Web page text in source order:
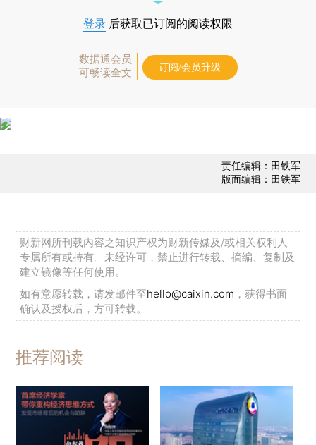
登录 后获取已订阅的阅读权限
数据通会员
可畅读全文
订阅/会员升级
责任编辑：田铁军
版面编辑：田铁军
财新网所刊载内容之知识产权为财新传媒及/或相关权利人
专属所有或持有。未经许可，禁止进行转载、摘编、复制及
建立镜像等任何使用。
如有意愿转载，请发邮件至hello@caixin.com ，获得书面
确认及授权后，方可转载。
推荐阅读